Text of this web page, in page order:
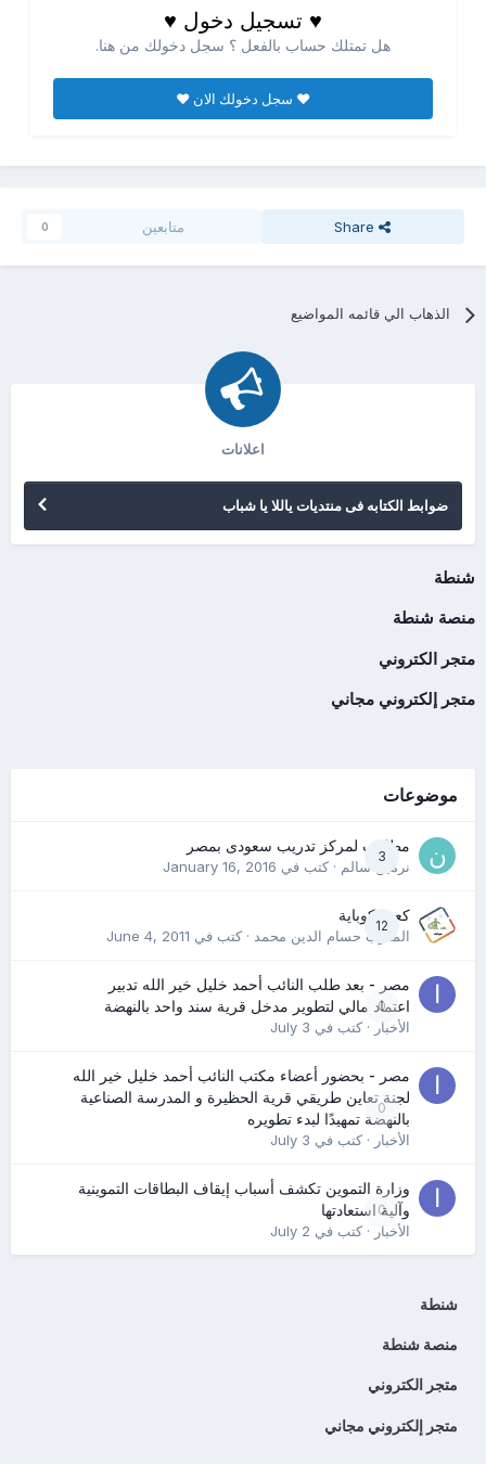
♥ تسجيل دخول ♥
هل تمتلك حساب بالفعل ؟ سجل دخولك من هنا.
♥ سجل دخولك الان ♥
Share متابعين 0
الذهاب الي قائمه المواضيع
اعلانات
ضوابط الكتابه فى منتديات ياللا يا شباب
شنطة
منصة شنطة
متجر الكتروني
متجر إلكتروني مجاني
موضوعات
3
مطلوب لمركز تدريب سعودى بمصر
نرمين سالم· كتب في January 16, 2016
12
كعب كوباية
المدرب حسام الدين محمد· كتب في June 4, 2011
0
مصر - بعد طلب النائب أحمد خليل خير الله تدبير
اعتماد مالي لتطوير مدخل قرية سند واحد بالنهضة
الأخبار· كتب في July 3
0
مصر - بحضور أعضاء مكتب النائب أحمد خليل خير الله
لجنة تعاين طريقي قرية الحظيرة و المدرسة الصناعية
بالنهضة تمهيدًا لبدء تطويره
الأخبار· كتب في July 3
0
وزارة التموين تكشف أسباب إيقاف البطاقات التموينية
وآلية استعادتها
الأخبار· كتب في July 2
شنطة
منصة شنطة
متجر الكتروني
متجر إلكتروني مجاني